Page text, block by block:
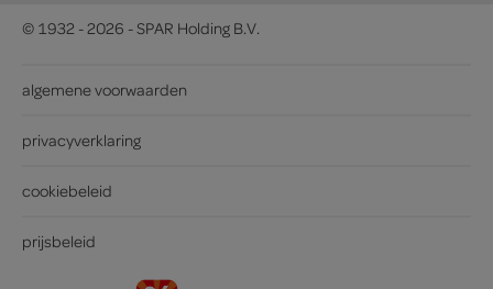
© 1932 - 2026 - SPAR Holding B.V.
algemene voorwaarden
privacyverklaring
cookiebeleid
prijsbeleid